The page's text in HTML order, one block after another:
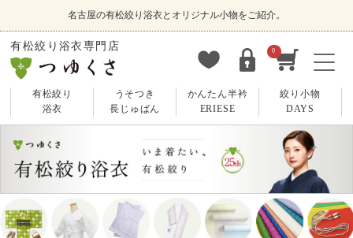
名古屋の有松絞り浴衣とオリジナル小物をご紹介。
有松絞り浴衣専門店 0
有松絞り
浴衣
うそつき
長じゅばん
かんたん半衿
ERIESE
絞り小物
DAYS